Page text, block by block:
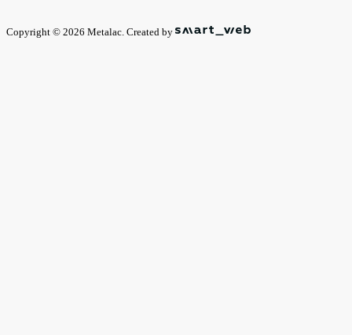
Copyright © 2026 Metalac. Created by